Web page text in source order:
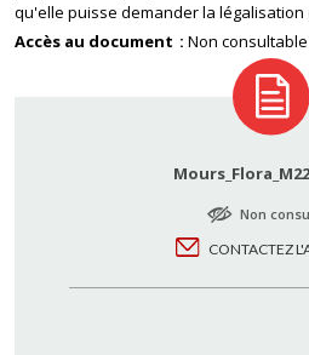
qu'elle puisse demander la légalisation
Accès au document
Non consultable
Non
CONTACTEZ